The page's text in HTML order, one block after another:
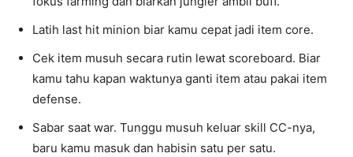
Latih last hit minion biar kamu cepat jadi item core.
Cek item musuh secara rutin lewat scoreboard. Biar
kamu tahu kapan waktunya ganti item atau pakai item
defense.
Sabar saat war. Tunggu musuh keluar skill CC-nya,
baru kamu masuk dan habisin satu per satu.